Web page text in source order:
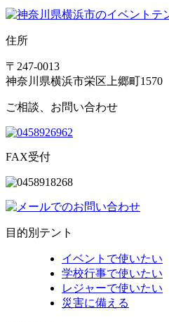
住所
〒247-0013
神奈川県横浜市栄区上郷町1570
ご相談、お問い合わせ
FAX受付
目的別テント
イベントで使いたい
学校行事で使いたい
レジャーで使いたい
災害に備える